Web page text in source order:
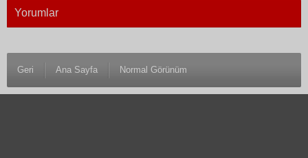
Yorumlar
Geri Ana Sayfa Normal Görünüm